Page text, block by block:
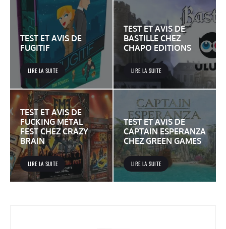
TEST ET AVIS DE
FUGITIF
LIRE LA SUITE
TEST ET AVIS DE
BASTILLE CHEZ
CHAPO EDITIONS
LIRE LA SUITE
TEST ET AVIS DE
FUCKING METAL
FEST CHEZ CRAZY
BRAIN
LIRE LA SUITE
TEST ET AVIS DE
CAPTAIN ESPERANZA
CHEZ GREEN GAMES
LIRE LA SUITE